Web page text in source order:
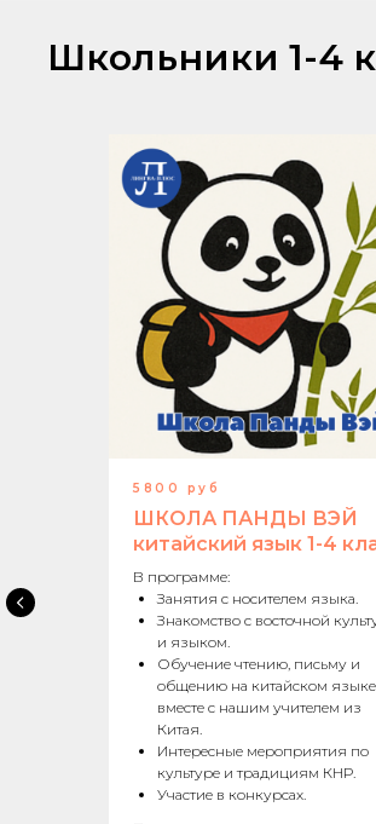
Школьники 1-4
5800 руб
ШКОЛА ПАНДЫ ВЭЙ
китайский язык 1-4
В программе:
Занятия с носителем языка.
Знакомство с восточной
и языком.
Обучение чтению, письму и
общению на китайском языке
вместе с нашим учителем из
Китая.
Интересные мероприятия по
культуре и традициям КНР.
Участие в конкурсах.